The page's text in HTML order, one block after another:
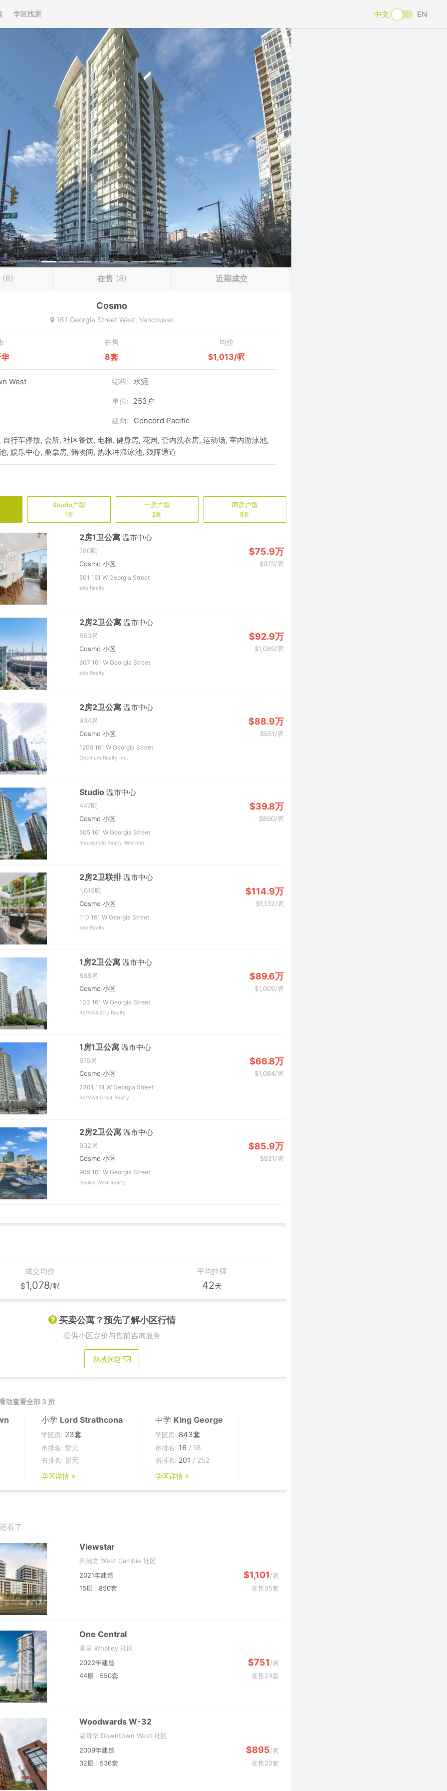
学区找房 中文 EN
Next
(8) 在售 (8) 近期成交
Cosmo
161 Georgia Street West, Vancouver
在售
8套
均价
$1,013/呎
West 结构: 水泥
单位: 253户
建商: Concord Pacific
自行车停放, 会所, 社区餐饮, 电梯, 健身房, 花园, 套内洗衣房, 运动场, 室内游泳池,
, 娱乐中心, 桑拿房, 储物间, 热水冲浪泳池, 残障通道
Studio户型
1套
一房户型
2套
两房户型
5套
2房1卫公寓 温市中心
780呎 $75.9万
Cosmo 小区 $973/呎
501 161 W Georgia Street
eXp Realty
2房2卫公寓 温市中心
853呎 $92.9万
Cosmo 小区 $1,089/呎
607 161 W Georgia Street
eXp Realty
2房2卫公寓 温市中心
934呎 $88.9万
Cosmo 小区 $951/呎
1209 161 W Georgia Street
Optimum Realty Inc.
Studio 温市中心
447呎 $39.8万
Cosmo 小区 $890/呎
505 161 W Georgia Street
Macdonald Realty Westmar
2房2卫联排温市中心
1,015呎 $114.9万
Cosmo 小区 $1,132/呎
110 161 W Georgia Street
eXp Realty
1房2卫公寓 温市中心
888呎 $89.6万
Cosmo 小区 $1,009/呎
103 161 W Georgia Street
RE/MAX City Realty
1房1卫公寓 温市中心
616呎 $66.8万
Cosmo 小区 $1,084/呎
2301 161 W Georgia Street
RE/MAX Crest Realty
2房2卫公寓 温市中心
932呎 $85.9万
Cosmo 小区 $921/呎
909 161 W Georgia Street
Skyline West Realty
成交均价
$1,078/呎
平均挂牌
42天
买卖公寓？预先了解小区行情
提供小区定价与售前咨询服务
我感兴趣
动查看全部 3 所
小学 Lord Strathcona
学区房: 23套
市排名: 暂无
省排名: 暂无
学区详情
中学 King George
学区房: 843套
市排名: 16 / 18
省排名: 201 / 252
学区详情
看了
Viewstar
列治文 West Cambie 社区
2021年建造
$1,101/呎
15层
850套 在售35套
One Central
素里 Whalley 社区
2022年建造
$751/呎
44层
550套 在售24套
Woodwards W-32
温哥华 Downtown West 社区
2009年建造
$895/呎
32层
536套 在售20套